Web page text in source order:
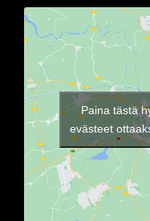
Paina tästä
evästeet